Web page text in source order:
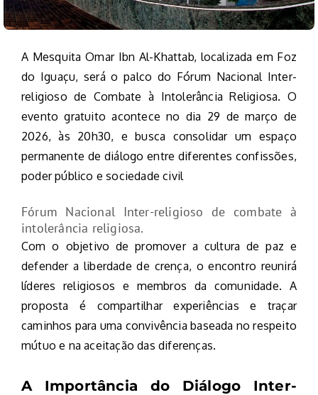
A Mesquita Omar Ibn Al-Khattab, localizada em Foz
do Iguaçu, será o palco do Fórum Nacional Inter-
religioso de Combate à Intolerância Religiosa. O
evento gratuito acontece no dia 29 de março de
2026, às 20h30, e busca consolidar um espaço
permanente de diálogo entre diferentes confissões,
poder público e sociedade civil
Fórum Nacional Inter-religioso de combate à
intolerância religiosa.
Com o objetivo de promover a cultura de paz e
defender a liberdade de crença, o encontro reunirá
líderes religiosos e membros da comunidade. A
proposta é compartilhar experiências e traçar
caminhos para uma convivência baseada no respeito
mútuo e na aceitação das diferenças.
A Importância do Diálogo Inter-